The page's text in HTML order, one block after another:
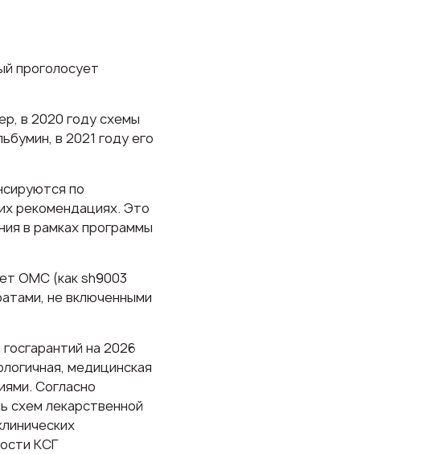
проголосует
в 2020 году схемы
в 2021 году его
по
рекомендациях. Это
в рамках программы
ОМС (как sh9003
не включенными
на 2026
медицинская
Согласно
схем лекарственной
КСГ